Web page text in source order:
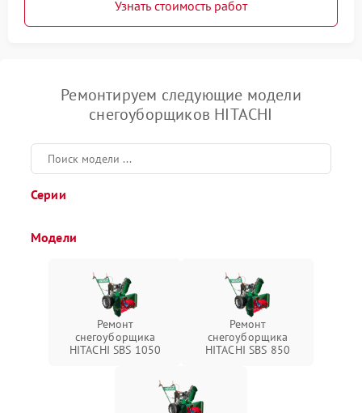
Узнать стоимость работ
Ремонтируем следующие модели
снегоуборщиков HITACHI
Серии
Модели
Ремонт
снегоуборщика
HITACHI SBS 1050
Ремонт
снегоуборщика
HITACHI SBS 850